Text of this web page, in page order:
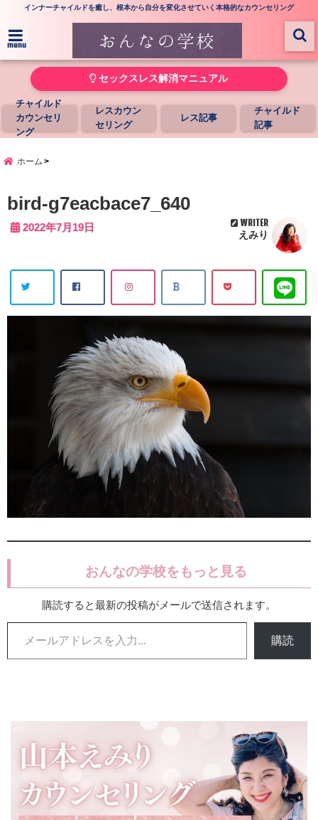
インナーチャイルドを癒し、根本から自分を変化させていく本格的なカウンセリング
menu
セックスレス解消マニュアル
チャイルド
カウンセリ
ング
レスカウン
セリング
レス記事
チャイルド
記事
ホーム
bird-g7eacbace7_640
2022年7月19日 WRITER
えみり
おんなの学校をもっと見る
購読すると最新の投稿がメールで送信されます。
メールアドレスを入力...
購読